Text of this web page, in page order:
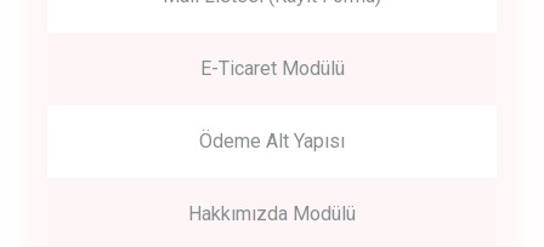
E-Ticaret Modülü
Ödeme Alt Yapısı
Hakkımızda Modülü